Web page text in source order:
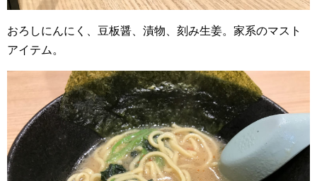
おろしにんにく、豆板醤、漬物、刻み生姜。家系のマスト
アイテム。